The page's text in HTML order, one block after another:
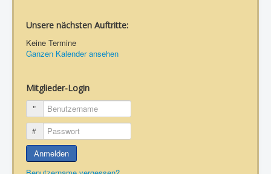
Unsere nächsten Auftritte:
Keine Termine
Ganzen Kalender ansehen
Mitglieder-Login
Benutzername
Passwort
Anmelden